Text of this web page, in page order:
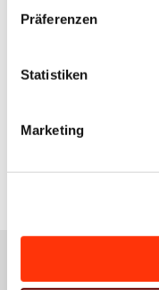
Präferenzen
Statistiken
Marketing